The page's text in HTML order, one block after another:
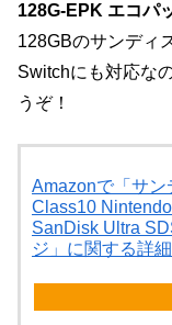
128G-EPK エコパ
128GBのサンディ
Switchにも対応な
うぞ！
Amazonで「サン
Class10
SanDisk Ultra
ジ」に関する詳